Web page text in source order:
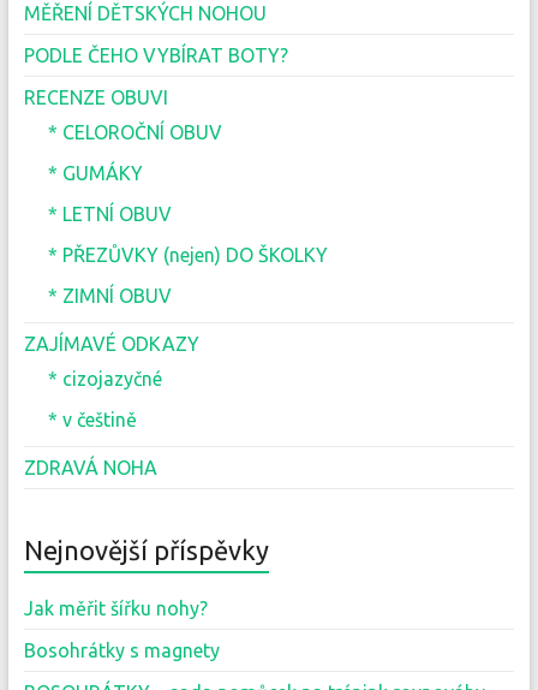
MĚŘENÍ DĚTSKÝCH NOHOU
PODLE ČEHO VYBÍRAT BOTY?
RECENZE OBUVI
* CELOROČNÍ OBUV
* GUMÁKY
* LETNÍ OBUV
* PŘEZŮVKY (nejen) DO ŠKOLKY
* ZIMNÍ OBUV
ZAJÍMAVÉ ODKAZY
* cizojazyčné
* v češtině
ZDRAVÁ NOHA
Nejnovější příspěvky
Jak měřit šířku nohy?
Bosohrátky s magnety